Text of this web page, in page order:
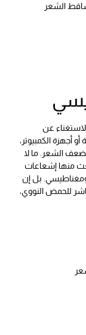
عن
أو أجهزة الكمبيوتر،
الشعر. ما لا
منها إشعاعات
بل إن
للحمض النووي،